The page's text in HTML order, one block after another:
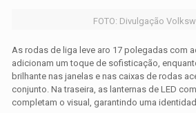
FOTO: Divulgação
As rodas de liga leve aro 17 polegadas com
adicionam um toque de sofisticação,
brilhante nas janelas e nas caixas de rodas
conjunto. Na traseira, as lanternas de LED
completam o visual, garantindo uma